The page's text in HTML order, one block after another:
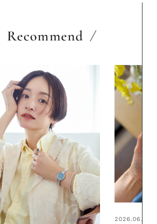
Recommend
2026.06.01